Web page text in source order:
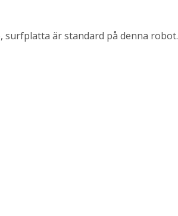
är standard på denna robot.